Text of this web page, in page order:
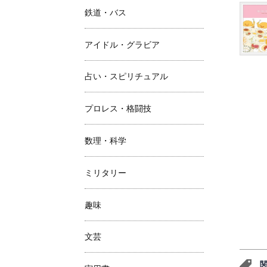
鉄道・バス
アイドル・グラビア
占い・スピリチュアル
プロレス・格闘技
数理・科学
ミリタリー
趣味
文芸